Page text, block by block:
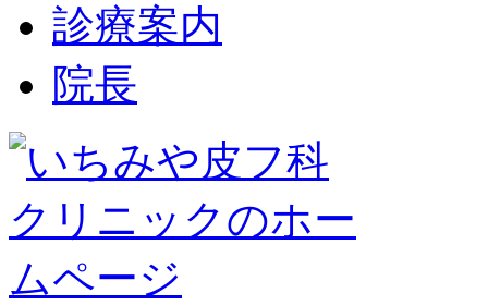
診療案内
院長